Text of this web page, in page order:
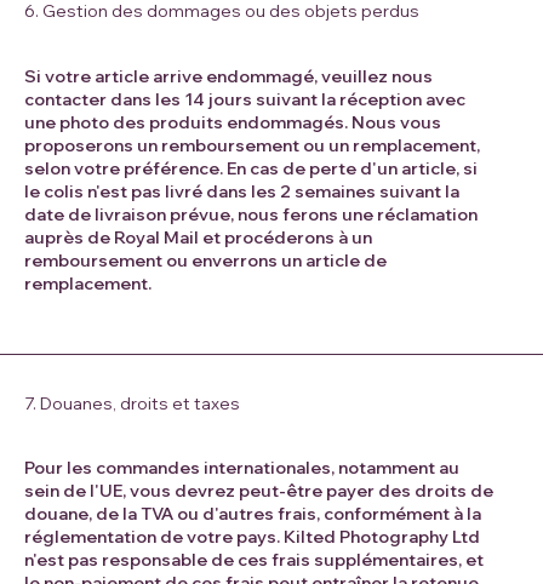
6. Gestion des dommages ou des objets perdus
Si votre article arrive endommagé, veuillez nous
contacter dans les 14 jours suivant la réception avec
une photo des produits endommagés. Nous vous
proposerons un remboursement ou un remplacement,
selon votre préférence. En cas de perte d'un article, si
le colis n'est pas livré dans les 2 semaines suivant la
date de livraison prévue, nous ferons une réclamation
auprès de Royal Mail et procéderons à un
remboursement ou enverrons un article de
remplacement.
7. Douanes, droits et taxes
Pour les commandes internationales, notamment au
sein de l'UE, vous devrez peut-être payer des droits de
douane, de la TVA ou d'autres frais, conformément à la
réglementation de votre pays. Kilted Photography Ltd
n'est pas responsable de ces frais supplémentaires, et